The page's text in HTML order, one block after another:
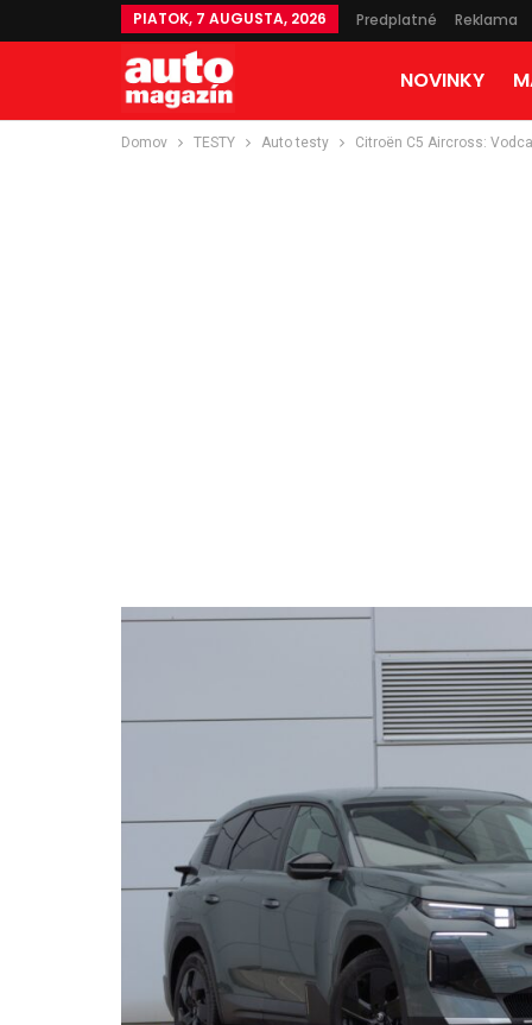
PIATOK, 7 AUGUSTA, 2026 Predplatné Reklama
NOVINKY
Domov TESTY Auto testy Citroën C5 Aircross: